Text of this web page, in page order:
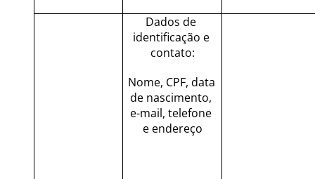
Dados de
identificação e
contato:
Nome, CPF, data
de nascimento,
e-mail, telefone
e endereço